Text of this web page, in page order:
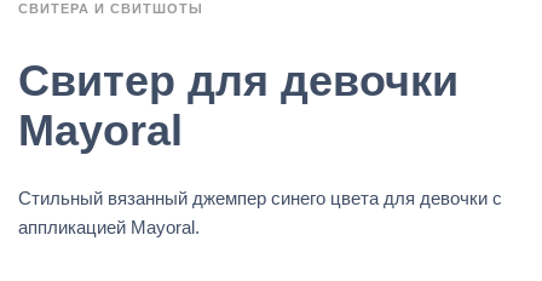
СВИТЕРА И СВИТШОТЫ
Свитер для девочки
Mayoral
Стильный вязанный джемпер синего цвета для девочки с
аппликацией Mayoral.